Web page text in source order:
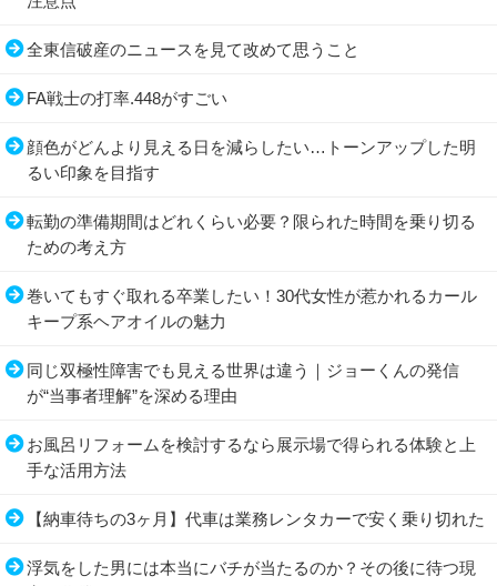
全東信破産のニュースを見て改めて思うこと
FA戦士の打率.448がすごい
顔色がどんより見える日を減らしたい…トーンアップした明
るい印象を目指す
転勤の準備期間はどれくらい必要？限られた時間を乗り切る
ための考え方
巻いてもすぐ取れる卒業したい！30代女性が惹かれるカール
キープ系ヘアオイルの魅力
同じ双極性障害でも見える世界は違う｜ジョーくんの発信
が“当事者理解”を深める理由
お風呂リフォームを検討するなら展示場で得られる体験と上
手な活用方法
【納車待ちの3ヶ月】代車は業務レンタカーで安く乗り切れた
浮気をした男には本当にバチが当たるのか？その後に待つ現